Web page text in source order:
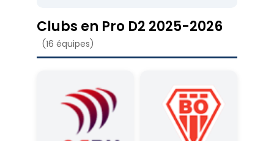
Clubs en Pro D2 2025-2026
(16 équipes)